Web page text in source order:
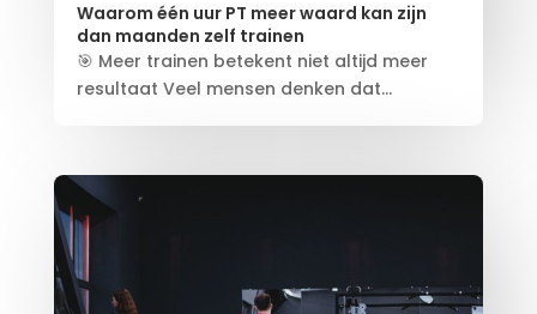
Waarom één uur PT meer waard kan zijn
dan maanden zelf trainen
🎯 Meer trainen betekent niet altijd meer
resultaat Veel mensen denken dat...